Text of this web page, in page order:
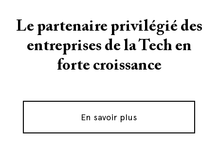
Le partenaire privilégié des
entreprises de la Tech en
forte croissance
En savoir plus